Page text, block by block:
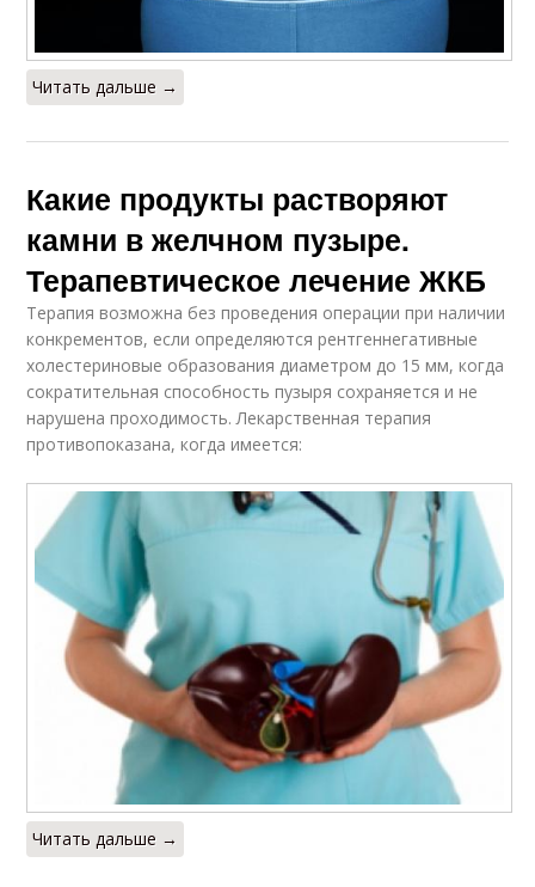
Читать дальше →
Какие продукты растворяют
камни в желчном пузыре.
Терапевтическое лечение ЖКБ
Терапия возможна без проведения операции при наличии
конкрементов, если определяются рентгеннегативные
холестериновые образования диаметром до 15 мм, когда
сократительная способность пузыря сохраняется и не
нарушена проходимость. Лекарственная терапия
противопоказана, когда имеется:
Читать дальше →